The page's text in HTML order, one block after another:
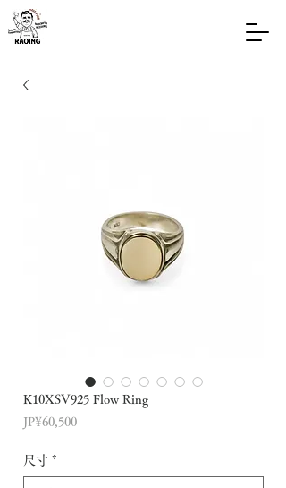
K10XSV925 Flow Ring
JP¥60,500價
尺寸 *